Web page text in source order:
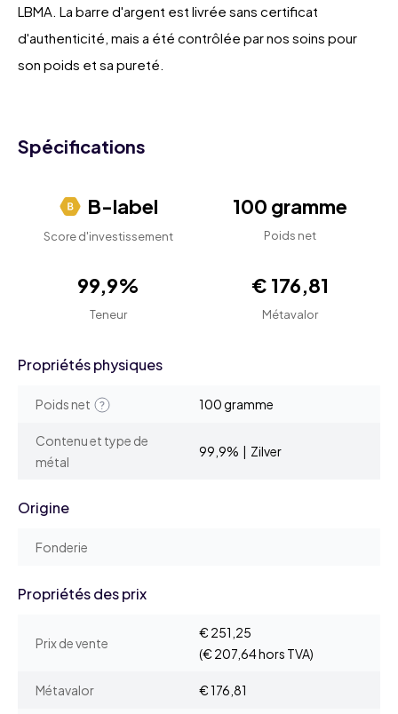
LBMA. La barre d'argent est livrée sans certificat
d'authenticité, mais a été contrôlée par nos soins pour
son poids et sa pureté.
Spécifications
B-label
Score d'investissement
100 gramme
Poids net
99,9%
Teneur
€ 176,81
Métavalor
Propriétés physiques
Poids net 100 gramme
Contenu et type de
métal
99,9% | Zilver
Origine
Fonderie
Propriétés des prix
Prix de vente
€ 251,25
(€ 207,64 hors TVA)
Métavalor € 176,81